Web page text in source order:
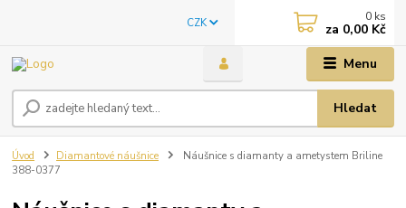
Menu
CZK
Hledat
0 ks
za 0,00 Kč
Úvod Diamantové náušnice
Náušnice s diamanty a ametystem Briline
388-0377